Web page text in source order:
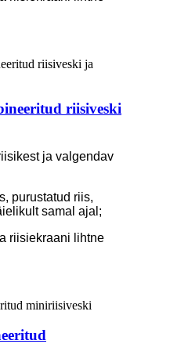
riisiveski
ja valgendav
purustatud riis,
samal ajal;
riisiekraani lihtne